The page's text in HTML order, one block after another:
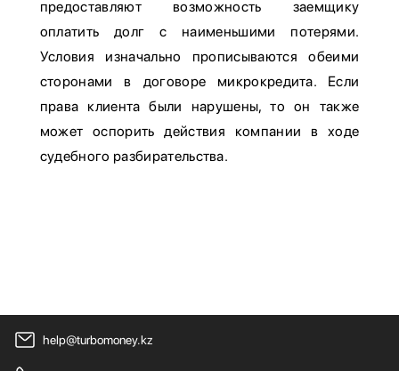
предоставляют возможность заемщику
оплатить долг с наименьшими потерями.
Условия изначально прописываются обеими
сторонами в договоре микрокредита. Если
права клиента были нарушены, то он также
может оспорить действия компании в ходе
судебного разбирательства.
help@turbomoney.kz